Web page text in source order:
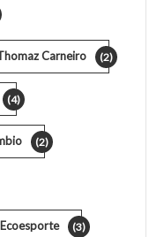
Carneiro (2)
(4)
(2)
(3)